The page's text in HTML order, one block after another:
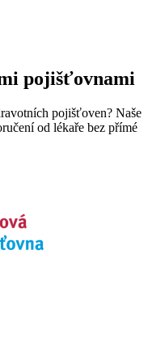
pojišťovnami
pojišťoven? Naše
od lékaře bez přímé